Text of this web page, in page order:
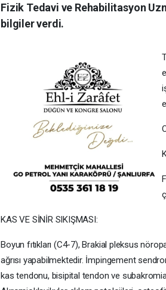
Fizik Tedavi ve Rehabilitasyon
bilgiler verdi.
KAS VE SİNİR SIKIŞMASI:
Boyun fıtıkları (C4-7), Brakial pleksus
ağrısı yapabilmektedir. İmpingement
kas tendonu, bisipital tendon ve